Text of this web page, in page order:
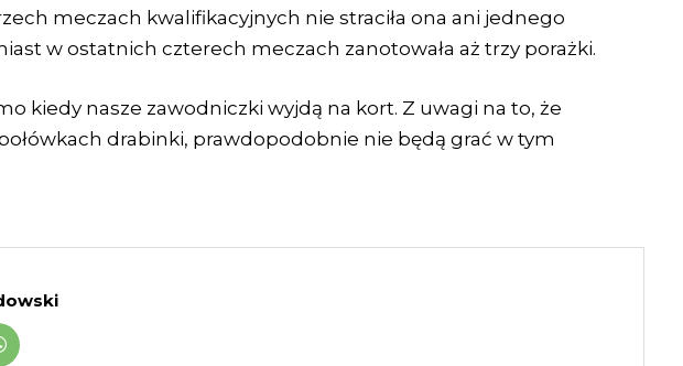
meczach kwalifikacyjnych nie straciła ona ani jednego
w ostatnich czterech meczach zanotowała aż trzy porażki.
kiedy nasze zawodniczki wyjdą na kort. Z uwagi na to, że
drabinki, prawdopodobnie nie będą grać w tym